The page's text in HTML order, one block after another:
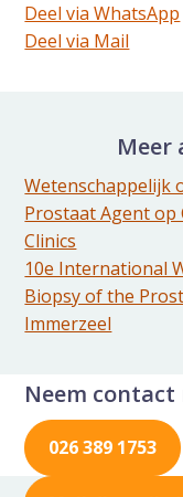
Deel via WhatsApp
Deel dit via
Deel via Mail
Meer
Wetenschappelijk
Prostaat Agent op
Clinics
10e International
Biopsy of the
Immerzeel
Neem contact
026 389 1753